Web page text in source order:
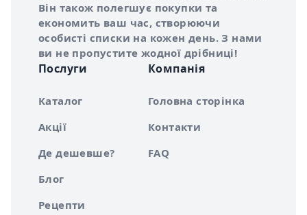
Він також полегшує покупки та
економить ваш час, створюючи
особисті списки на кожен день. З нами
ви не пропустите жодної дрібниці!
Послуги
Каталог
Акції
Де дешевше?
Блог
Рецепти
Компанія
Головна сторінка
Контакти
FAQ